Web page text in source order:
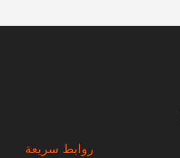
روابط سريعة